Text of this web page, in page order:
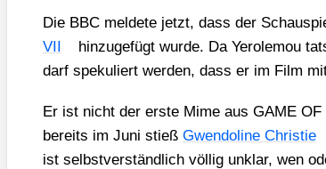
Die BBC mel­de­te jetzt, dass der
VII
hin­zu­ge­fügt wur­de. Da Yero­le­mou
darf spe­ku­liert wer­den, dass er im Film
Er ist nicht der ers­te Mime aus GAME
bereits im Juni stieß Gwen­do­li­ne Chris­tie
ist selbst­ver­ständ­lich völ­lig unklar, wen